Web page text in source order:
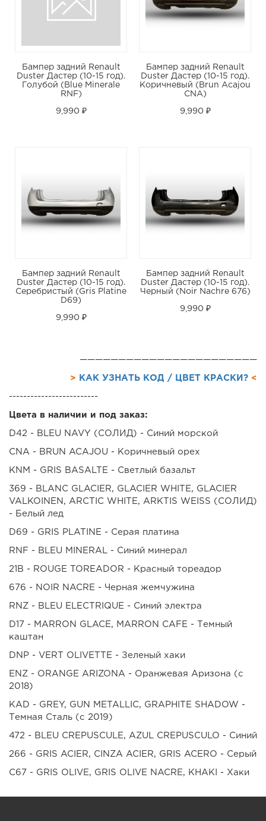
Бампер задний Renault
Duster Дастер (10-15 год).
Голубой (Blue Minerale
RNF)
9,990 ₽
Бампер задний Renault
Duster Дастер (10-15 год).
Коричневый (Brun Acajou
CNA)
9,990 ₽
Бампер задний Renault
Duster Дастер (10-15 год).
Серебристый (Gris Platine
D69)
9,990 ₽
Бампер задний Renault
Duster Дастер (10-15 год).
Черный (Noir Nachre 676)
9,990 ₽
———————————————————————
> КАК УЗНАТЬ КОД / ЦВЕТ КРАСКИ? <
-------------------------
Цвета в наличии и под заказ:
D42 - BLEU NAVY (СОЛИД) - Синий морской
CNA - BRUN ACAJOU - Коричневый орех
KNM - GRIS BASALTE - Cветлый базальт
369 - BLANC GLACIER, GLACIER WHITE, GLACIER
VALKOINEN, ARCTIC WHITE, ARKTIS WEISS (СОЛИД)
- Белый лед
D69 - GRIS PLATINE - Серая платина
RNF - BLEU MINERAL - Синий минерал
21B - ROUGE TOREADOR - Красный тореадор
676 - NOIR NACRE - Черная жемчужина
RNZ - BLEU ELECTRIQUE - Cиний электра
D17 - MARRON GLACE, MARRON CAFE - Темный
каштан
DNP - VERT OLIVETTE - Зеленый хаки
ENZ - ORANGE ARIZONA - Оранжевая Аризона (с
2018)
KAD - GREY, GUN METALLIC, GRAPHITE SHADOW -
Темная Cталь (с 2019)
472 - BLEU CREPUSCULE, AZUL CREPUSCULO - Синий
266 - GRIS ACIER, CINZA ACIER, GRIS ACERO - Серый
C67 - GRIS OLIVE, GRIS OLIVE NACRE, KHAKI - Хаки